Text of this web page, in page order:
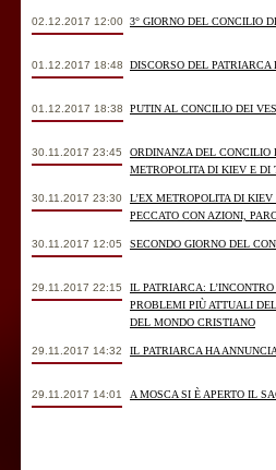
02.12.2017 12:00 3° GIORNO DEL CONCILIO
01.12.2017 18:48 DISCORSO DEL PATRIARCA
01.12.2017 18:38 PUTIN AL CONCILIO DEI
30.11.2017 23:45
ORDINANZA DEL CONCILIO
METROPOLITA DI KIEV E DI
30.11.2017 23:30
L’EX METROPOLITA DI
PECCATO CON AZIONI,
30.11.2017 12:05 SECONDO GIORNO DEL
29.11.2017 22:15
IL PATRIARCA:
PROBLEMI PIÙ ATTUALI
DEL MONDO CRISTIANO
29.11.2017 14:32 IL PATRIARCA HA
29.11.2017 14:01 A MOSCA SI È APERTO IL